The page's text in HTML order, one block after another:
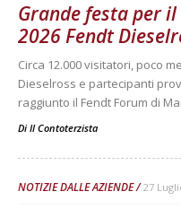
Grande festa per
2026 Fendt
Circa 12.000 visitatori, poco
Dieselross e partecipanti
raggiunto il Fendt Forum di
Di Il Contoterzista
NOTIZIE DALLE AZIENDE 27